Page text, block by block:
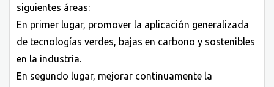
siguientes áreas:
En primer lugar, promover la aplicación generalizada
de tecnologías verdes, bajas en carbono y sostenibles
en la industria.
En segundo lugar, mejorar continuamente la